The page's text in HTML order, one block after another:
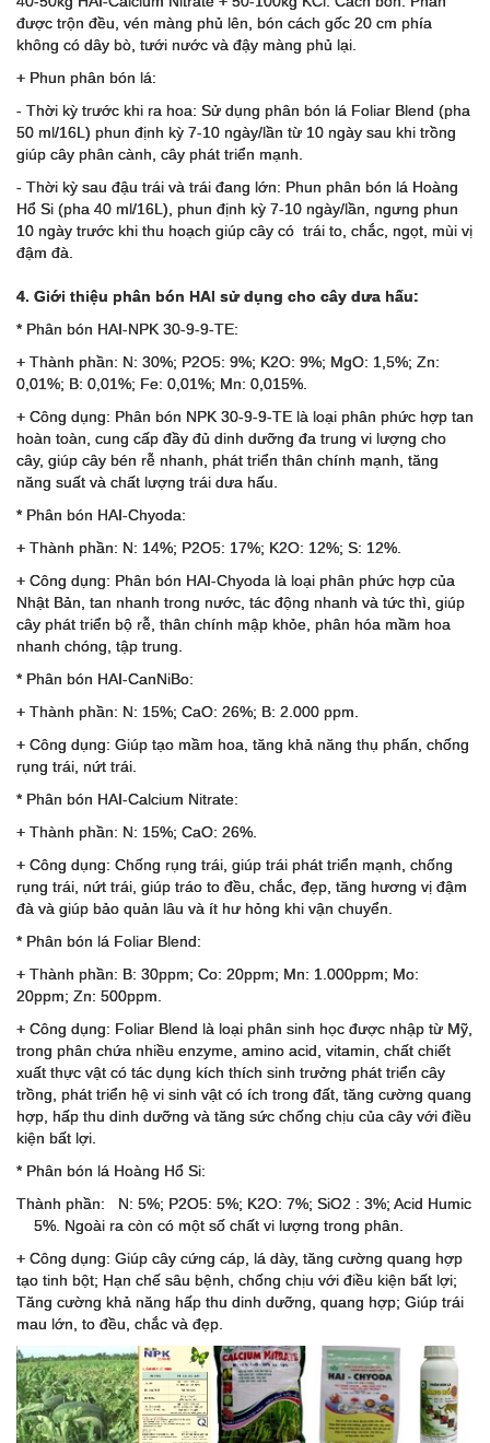
được trộn đều, vén màng phủ lên, bón cách gốc 20 cm phía
không có dây bò, tưới nước và đậy màng phủ lại.
+ Phun phân bón lá:
- Thời kỳ trước khi ra hoa: Sử dụng phân bón lá Foliar Blend (pha
50 ml/16L) phun định kỳ 7-10 ngày/lần từ 10 ngày sau khi trồng
giúp cây phân cành, cây phát triển mạnh.
- Thời kỳ sau đậu trái và trái đang lớn: Phun phân bón lá Hoàng
Hổ Si (pha 40 ml/16L), phun định kỳ 7-10 ngày/lần, ngưng phun
10 ngày trước khi thu hoạch giúp cây có trái to, chắc, ngọt, mùi vị
đậm đà.
4. Giới thiệu phân bón HAI sử dụng cho cây dưa hấu:
* Phân bón HAI-NPK 30-9-9-TE:
+ Thành phần: N: 30%; P2O5: 9%; K2O: 9%; MgO: 1,5%; Zn:
0,01%; B: 0,01%; Fe: 0,01%; Mn: 0,015%.
+ Công dụng: Phân bón NPK 30-9-9-TE là loại phân phức hợp tan
hoàn toàn, cung cấp đầy đủ dinh dưỡng đa trung vi lượng cho
cây, giúp cây bén rễ nhanh, phát triển thân chính mạnh, tăng
năng suất và chất lượng trái dưa hấu.
* Phân bón HAI-Chyoda:
+ Thành phần: N: 14%; P2O5: 17%; K2O: 12%; S: 12%.
+ Công dụng: Phân bón HAI-Chyoda là loại phân phức hợp của
Nhật Bản, tan nhanh trong nước, tác động nhanh và tức thì, giúp
cây phát triển bộ rễ, thân chính mập khỏe, phân hóa mầm hoa
nhanh chóng, tập trung.
* Phân bón HAI-CanNiBo:
+ Thành phần: N: 15%; CaO: 26%; B: 2.000 ppm.
+ Công dụng: Giúp tạo mầm hoa, tăng khả năng thụ phấn, chống
rụng trái, nứt trái.
* Phân bón HAI-Calcium Nitrate:
+ Thành phần: N: 15%; CaO: 26%.
+ Công dụng: Chống rụng trái, giúp trái phát triển mạnh, chống
rụng trái, nứt trái, giúp tráo to đều, chắc, đẹp, tăng hương vị đậm
đà và giúp bảo quản lâu và ít hư hỏng khi vận chuyển.
* Phân bón lá Foliar Blend:
+ Thành phần: B: 30ppm; Co: 20ppm; Mn: 1.000ppm; Mo:
20ppm; Zn: 500ppm.
+ Công dụng: Foliar Blend là loại phân sinh học được nhập từ Mỹ,
trong phân chứa nhiều enzyme, amino acid, vitamin, chất chiết
xuất thực vật có tác dụng kích thích sinh trưởng phát triển cây
trồng, phát triển hệ vi sinh vật có ích trong đất, tăng cường quang
hợp, hấp thu dinh dưỡng và tăng sức chống chịu của cây với điều
kiện bất lợi.
* Phân bón lá Hoàng Hổ Si:
Thành phần: N: 5%; P2O5: 5%; K2O: 7%; SiO2 : 3%; Acid Humic
5%. Ngoài ra còn có một số chất vi lượng trong phân.
+ Công dụng: Giúp cây cứng cáp, lá dày, tăng cường quang hợp
tạo tinh bột; Hạn chế sâu bệnh, chống chịu với điều kiện bất lợi;
Tăng cường khả năng hấp thu dinh dưỡng, quang hợp; Giúp trái
mau lớn, to đều, chắc và đẹp.